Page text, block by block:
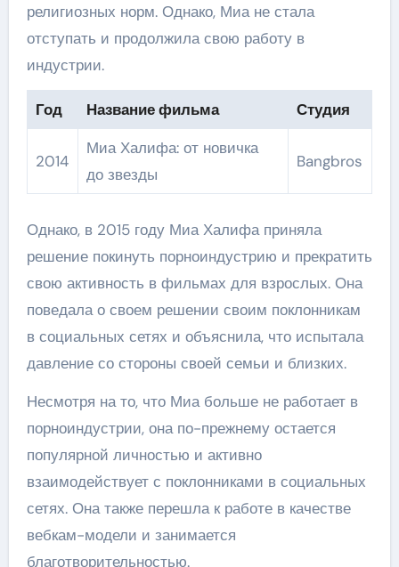
религиозных норм. Однако, Миа не стала
отступать и продолжила свою работу в
индустрии.
Год Название фильма Студия
2014
Миа Халифа: от новичка
до звезды
Bangbros
Однако, в 2015 году Миа Халифа приняла
решение покинуть порноиндустрию и прекратить
свою активность в фильмах для взрослых. Она
поведала о своем решении своим поклонникам
в социальных сетях и объяснила, что испытала
давление со стороны своей семьи и близких.
Несмотря на то, что Миа больше не работает в
порноиндустрии, она по-прежнему остается
популярной личностью и активно
взаимодействует с поклонниками в социальных
сетях. Она также перешла к работе в качестве
вебкам-модели и занимается
благотворительностью.